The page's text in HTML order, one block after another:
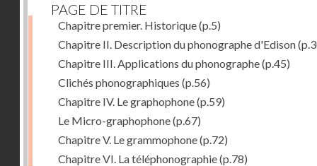
PAGE DE TITRE
Chapitre premier. Historique(p.5)
Chapitre II. Description du phonographe d'Edison
Chapitre III. Applications du phonographe(p.45)
Clichés phonographiques (p.56)
Chapitre IV. Le graphophone(p.59)
Le Micro-graphophone(p.67)
Chapitre V. Le grammophone(p.72)
Chapitre VI. La téléphonographie(p.78)